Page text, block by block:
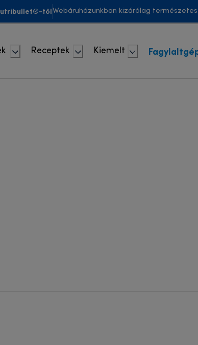
tőlWebáruházunkban kizárólag
Receptek Kiemelt